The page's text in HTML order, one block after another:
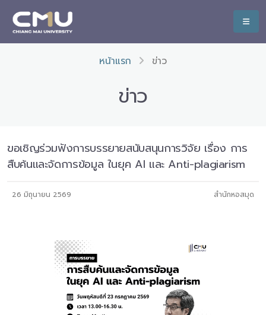
หน้าแรก ข่าว
ข่าว
ขอเชิญร่วมฟังการบรรยายสนับสนุนการวิจัย เรื่อง การ
สืบค้นและจัดการข้อมูล ในยุค AI และ Anti-plagiarism
26 มิถุนายน 2569 สำนักหอสมุด